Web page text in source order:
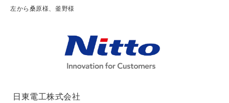
左から桑原様、釜野様
日東電工株式会社